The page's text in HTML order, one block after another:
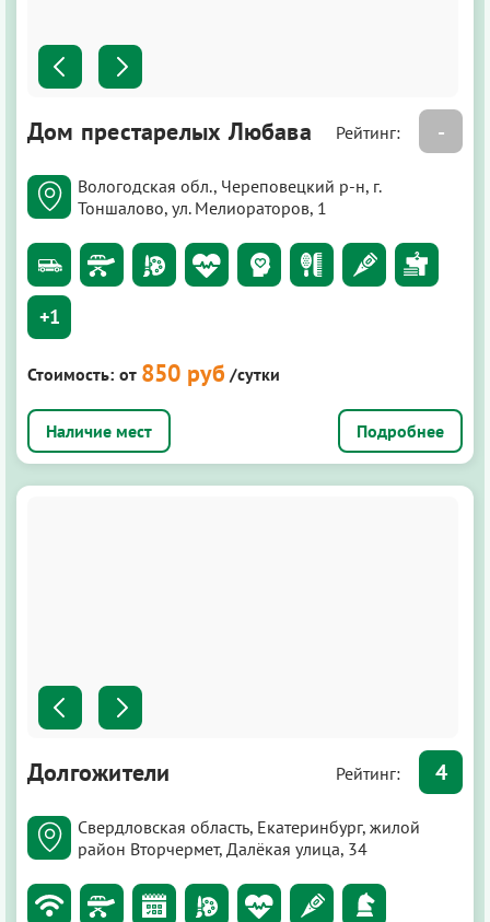
Дом престарелых Любава Рейтинг: -
Вологодская обл., Череповецкий р-н, г.
Тоншалово, ул. Мелиораторов, 1
+1
Стоимость: от 850 руб /сутки
Подробнее
Долгожители Рейтинг: 4
Свердловская область, Екатеринбург, жилой
район Вторчермет, Далёкая улица, 34